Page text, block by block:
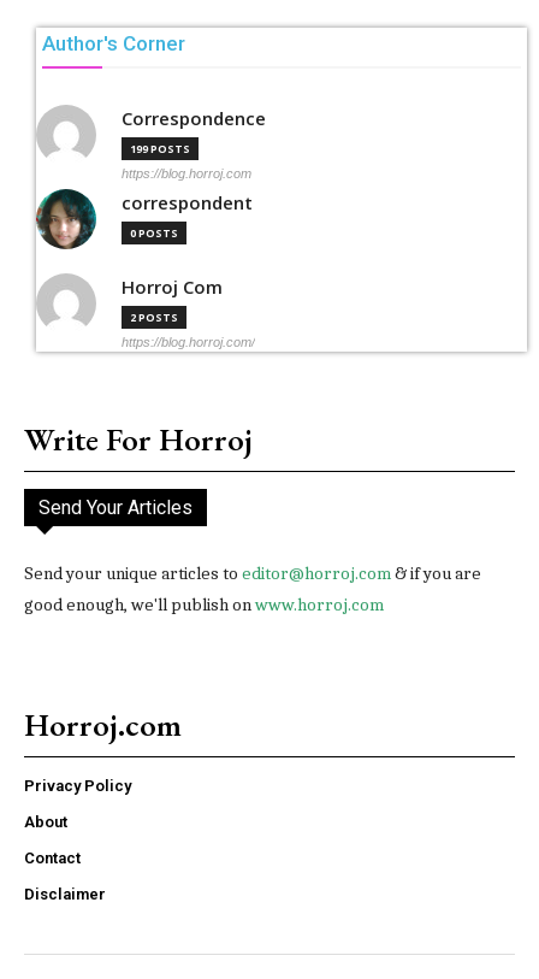
Author's Corner
Correspondence
199 POSTS
https://blog.horroj.com
correspondent
0 POSTS
Horroj Com
2 POSTS
https://blog.horroj.com/
Write For Horroj
Send Your Articles
Send your unique articles to editor@horroj.com& if you are
good enough, we'll publish onwww.horroj.com
Horroj.com
Privacy Policy
About
Contact
Disclaimer